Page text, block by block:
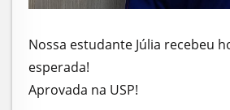
Nossa estudante Júlia recebeu
esperada!
Aprovada na USP!